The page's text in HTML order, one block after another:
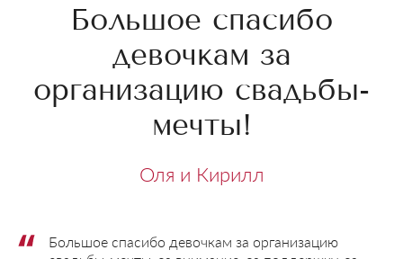
Большое спасибо
девочкам за
организацию свадьбы-
мечты!
Оля и Кирилл
Большое спасибо девочкам за организацию